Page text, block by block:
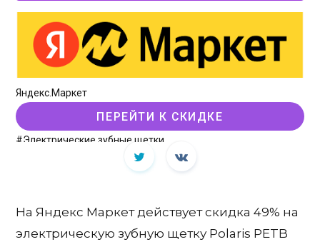
Яндекс.Маркет
ПЕРЕЙТИ К СКИДКЕ
#Электрические зубные щетки
На Яндекс Маркет действует скидка 49% на
электрическую зубную щетку Polaris PETB